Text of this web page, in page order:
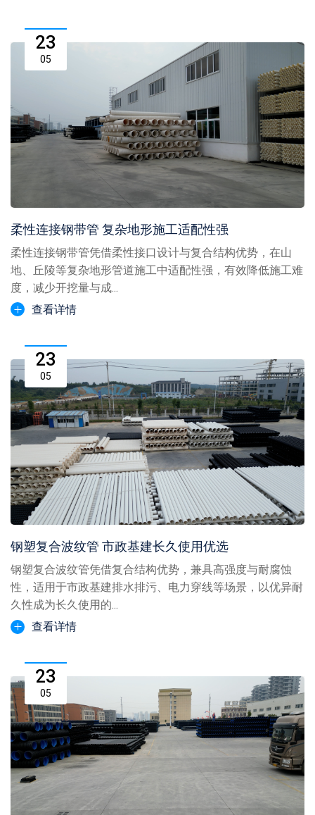
23
05
柔性连接钢带管 复杂地形施工适配性强
柔性连接钢带管凭借柔性接口设计与复合结构优势，在山
地、丘陵等复杂地形管道施工中适配性强，有效降低施工难
度，减少开挖量与成...
查看详情
23
05
钢塑复合波纹管 市政基建长久使用优选
钢塑复合波纹管凭借复合结构优势，兼具高强度与耐腐蚀
性，适用于市政基建排水排污、电力穿线等场景，以优异耐
久性成为长久使用的...
查看详情
23
05